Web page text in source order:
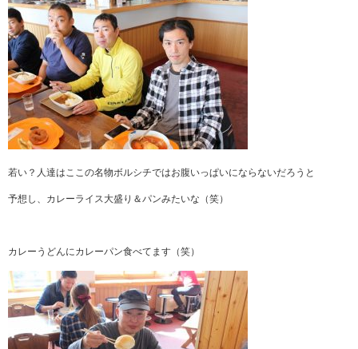
若い？人達はここの名物ボルシチではお腹いっぱいにならないだろうと
予想し、カレーライス大盛り＆パンみたいな（笑）
カレーうどんにカレーパン食べてます（笑）